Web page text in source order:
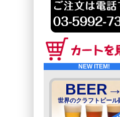
NEW ITEM!
BEER→
世界のクラフトビール